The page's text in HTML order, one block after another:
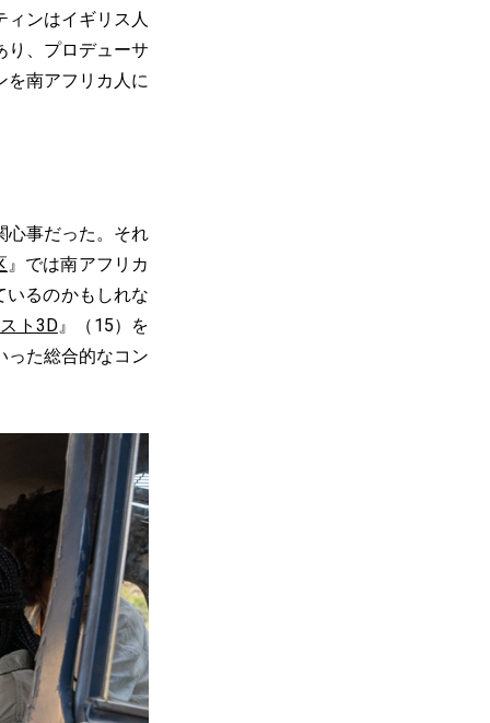
ィンはイギリス人
り、プロデューサ
を南アフリカ人に
心事だった。それ
』では南アフリカ
いるのかもしれな
ト3D』（15）を
った総合的なコン